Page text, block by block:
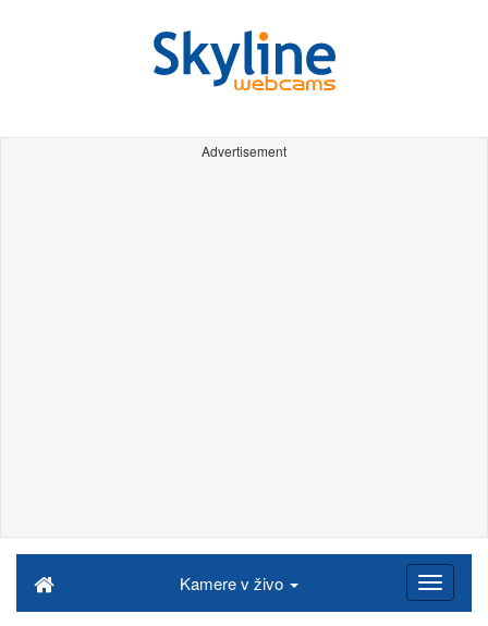
Advertisement
Kamere v živo